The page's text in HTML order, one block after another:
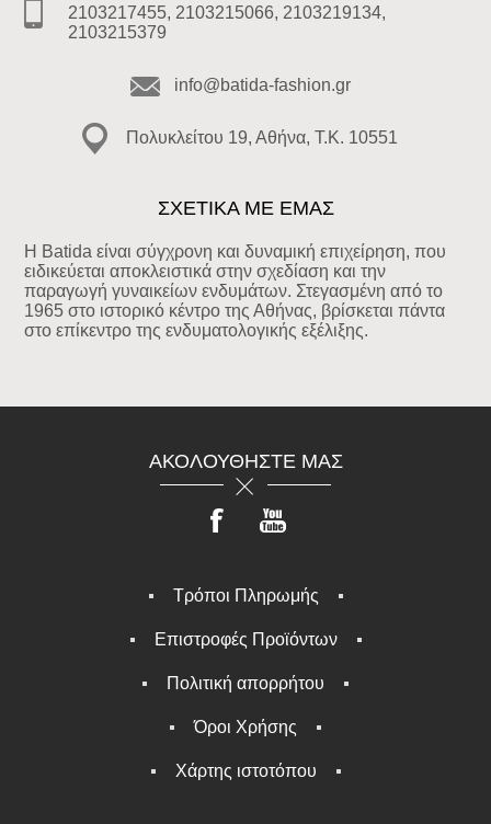
2103217455, 2103215066, 2103219134,
2103215379
info@batida-fashion.gr
Πολυκλείτου 19, Αθήνα, T.K. 10551
ΣΧΕΤΙΚΑ ΜΕ ΕΜΑΣ
Η Batida είναι σύγχρονη και δυναμική επιχείρηση, που
ειδικεύεται αποκλειστικά στην σχεδίαση και την
παραγωγή γυναικείων ενδυμάτων. Στεγασμένη από το
1965 στο ιστορικό κέντρο της Αθήνας, βρίσκεται πάντα
στο επίκεντρο της ενδυματολογικής εξέλιξης.
ΑΚΟΛΟΥΘΉΣΤΕ ΜΑΣ
Τρόποι Πληρωμής
Επιστροφές Προϊόντων
Πολιτική απορρήτου
Όροι Χρήσης
Χάρτης ιστοτόπου